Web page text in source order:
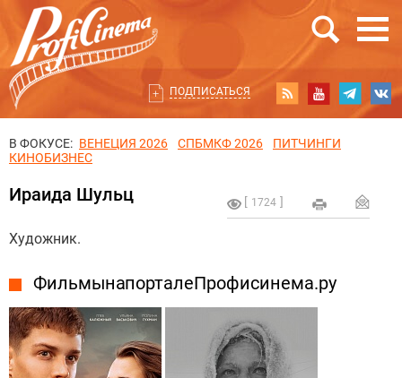
ПОДПИСАТЬСЯ
В ФОКУСЕ: ВЕНЕЦИЯ 2026 СПБМКФ 2026
ПИТЧИНГИ
КИНОБИЗНЕС
1724
Ираида Шульц
Художник.
Фильмы на портале Профисинема.ру